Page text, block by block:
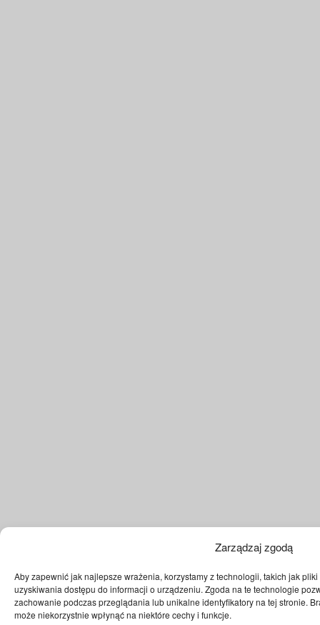
Zarządzaj zgodą
Aby zapewnić jak najlepsze wrażenia, korzystamy z technologii, takich jak
uzyskiwania dostępu do informacji o urządzeniu. Zgoda na te technologie
zachowanie podczas przeglądania lub unikalne identyfikatory na tej stronie.
może niekorzystnie wpłynąć na niektóre cechy i funkcje.